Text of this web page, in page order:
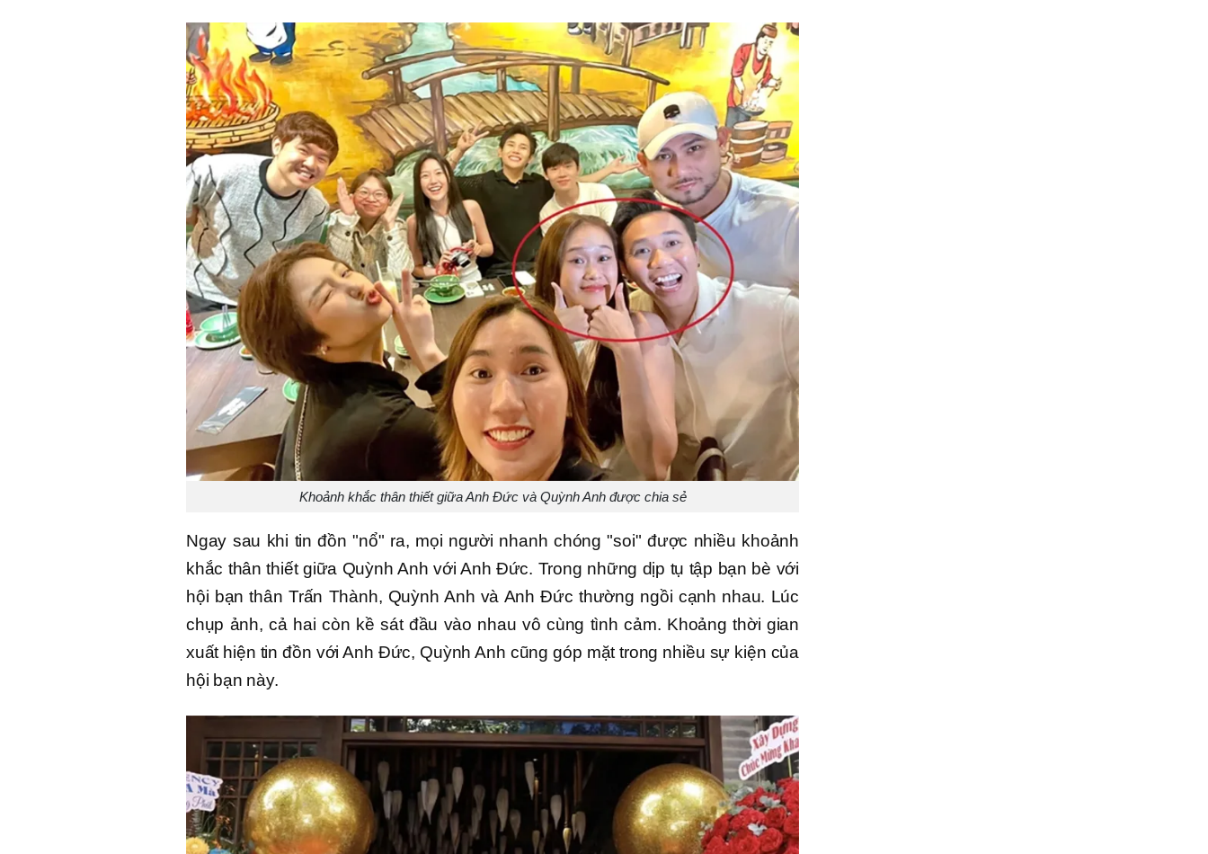
Khoảnh khắc thân thiết giữa Anh Đức và Quỳnh Anh được chia sẻ
Ngay sau khi tin đồn "nổ" ra, mọi người nhanh chóng "soi" được nhiều khoảnh
khắc thân thiết giữa Quỳnh Anh với Anh Đức. Trong những dịp tụ tập bạn bè với
hội bạn thân Trấn Thành, Quỳnh Anh và Anh Đức thường ngồi cạnh nhau. Lúc
chụp ảnh, cả hai còn kề sát đầu vào nhau vô cùng tình cảm. Khoảng thời gian
xuất hiện tin đồn với Anh Đức, Quỳnh Anh cũng góp mặt trong nhiều sự kiện của
hội bạn này.